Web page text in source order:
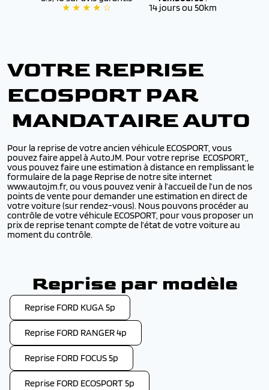
★ ★ ★ ★ ☆
14 jours ou 50km
VOTRE REPRISE
ECOSPORT PAR
MANDATAIRE AUTO
Pour la reprise de votre ancien véhicule ECOSPORT, vous
pouvez faire appel à AutoJM. Pour votre reprise ECOSPORT,,
vous pouvez faire une estimation à distance en remplissant le
formulaire de la page Reprise de notre site internet
www.autojm.fr, ou vous pouvez venir à l’accueil de l’un de nos
points de vente pour demander une estimation en direct de
votre voiture (sur rendez-vous). Nous pouvons procéder au
contrôle de votre véhicule ECOSPORT, pour vous proposer un
prix de reprise tenant compte de l’état de votre voiture au
moment du contrôle.
Reprise par modèle
Reprise FORD KUGA 5p
Reprise FORD RANGER 4p
Reprise FORD FOCUS 5p
Reprise FORD ECOSPORT 5p